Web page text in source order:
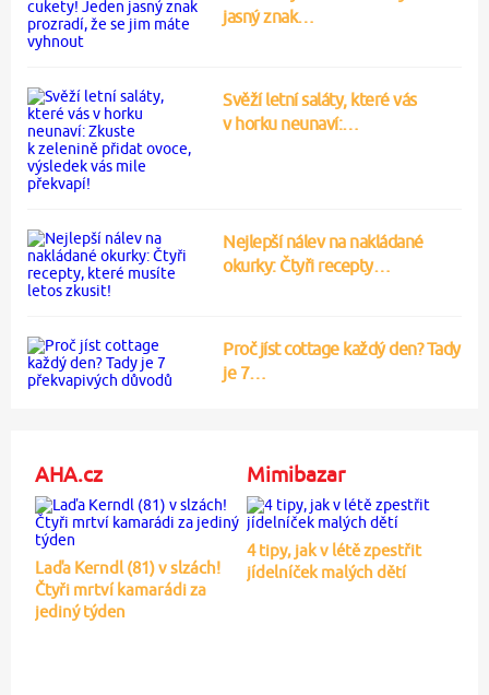
jasný znak…
Svěží letní saláty, které vás
v horku neunaví:…
Nejlepší nálev na nakládané
okurky: Čtyři recepty…
Proč jíst cottage každý den? Tady
je 7…
AHA.cz
Laďa Kerndl (81) v slzách!
Čtyři mrtví kamarádi za
jediný týden
Mimibazar
4 tipy, jak v létě zpestřit
jídelníček malých dětí